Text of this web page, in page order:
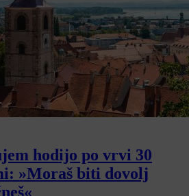
hodijo po vrvi 30
»Moraš biti dovolj